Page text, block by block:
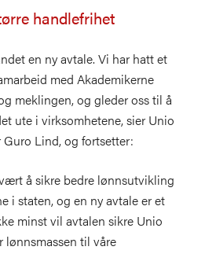
handlefrihet
en ny avtale. Vi har hatt et
med Akademikerne
meklingen, og gleder oss til å
ute i virksomhetene, sier Unio
Lind, og fortsetter:
å sikre bedre lønnsutvikling
i staten, og en ny avtale er et
minst vil avtalen sikre Unio
lønnsmassen til våre